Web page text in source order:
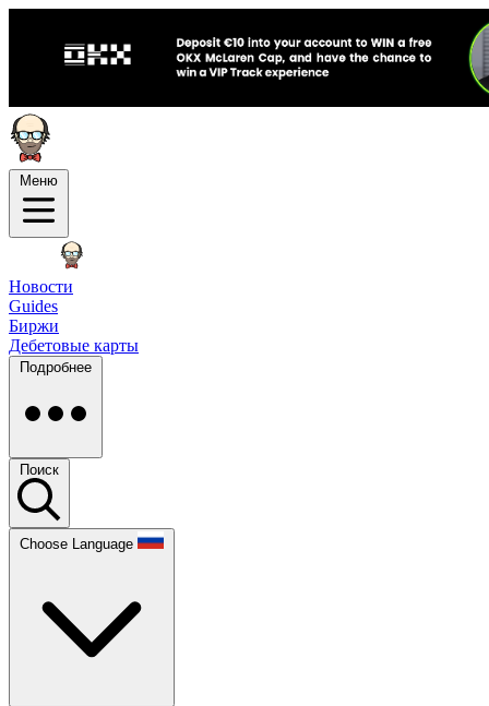
Меню
Новости
Guides
Биржи
Дебетовые карты
Подробнее
Поиск
Choose Language